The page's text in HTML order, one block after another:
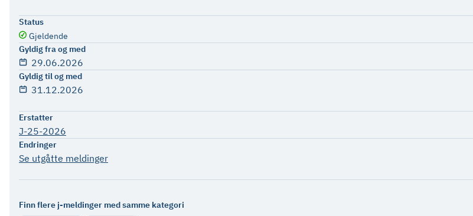
Status
Gjeldende
Gyldig fra og med
29.06.2026
Gyldig til og med
31.12.2026
Erstatter
J-25-2026
Endringer
Se utgåtte meldinger
Finn flere j-meldinger med samme kategori